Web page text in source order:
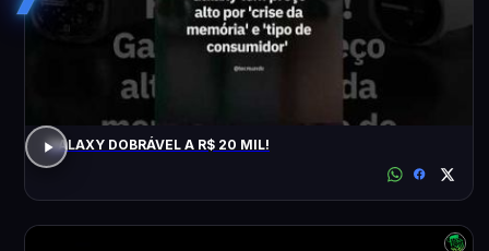
GALAXY DOBRÁVEL A R$ 20 MIL!